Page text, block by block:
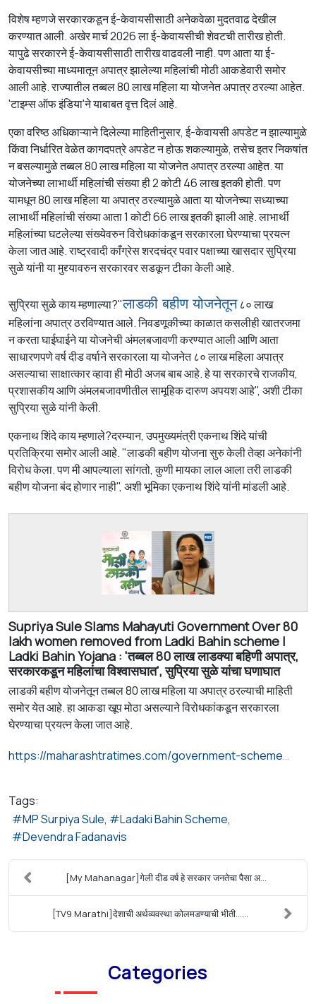
विशेष म्हणजे सरकारकडून ई-केवायसीसाठी अनेकवेळा मुदतवाढ देखील
करण्यात आली. अखेर मार्च 2026 ला ई-केवायसीची शेवटची तारीख होती.
यापुढे सरकारने ई-केवायसीसाठी तारीख वाढवली नाही. पण आता या ई-
केवायसीच्या माध्यमातून अपात्र झालेल्या महिलांची मोठी आकडेवारी समोर
आली आहे. राज्यातील तब्बल 80 लाख महिला या योजनेत अपात्र ठरल्या आहेत.
'टाइम्स ऑफ इंडिया'ने याबाबत वृत्त दिलं आहे.
एका वरिष्ठ अधिकाऱ्याने दिलेल्या माहितीनुसार, ई-केवायसी अपडेट न झाल्यामुळे
किंवा निर्धारित वेळेत कागदपत्रे अपडेट न होऊ शकल्यामुळे, तसेच इतर निकषांत
न बसल्यामुळे तब्बल 80 लाख महिला या योजनेत अपात्र ठरल्या आहेत. या
योजनेच्या लाभार्थी महिलांची संख्या ही 2 कोटी 46 लाख इतकी होती. पण
यामधून 80 लाख महिला या अपात्र ठरल्यामुळे आता या योजनेच्या सध्याच्या
लाभार्थी महिलांची संख्या आता 1 कोटी 66 लाख इतकी झाली आहे. लाभार्थी
महिलांच्या घटलेल्या संख्येवरुन विरोधकांकडून सरकारला घेरण्याचा प्रयत्न
केला जात आहे. राष्ट्रवादी काँग्रेस शरदचंद्र पवार पक्षाच्या खासदार सुप्रिया
सुळे यांनी या मुद्द्यावरुन सरकारवर सडकून टीका केली आहे.
सुप्रिया सुळे काय म्हणाल्या?"लाडकी बहीण योजनेतून८० लाख
महिलांना अपात्र ठरविण्यात आले. निवडणूकीच्या काळात कसलीही खातरजमा
न करता घाईघाईने या योजनेची अंमलबजावणी करण्यात आली आणि आता
साधारणपणे वर्ष दीड वर्षाने सरकारला या योजनेत ८० लाख महिला अपात्र
असल्याचा साक्षात्कार व्हावा ही मोठी अजब बाब आहे. हे या सरकारचे राजकीय,
प्रशासकीय आणि अंमलबजावणीतील सामूहिक दारुण अपयश आहे", अशी टीका
सुप्रिया सुळे यांनी केली.
एकनाथ शिंदे काय म्हणाले?दरम्यान, उपमुख्यमंत्री एकनाथ शिंदे यांची
प्रतिक्रिया समोर आली आहे. "लाडकी बहीण योजना सुरु केली तेव्हा अनेकांनी
विरोध केला. पण मी आपल्याला सांगतो, कुणी मायका लाल आला तरी लाडकी
बहीण योजना बंद होणार नाही", अशी भूमिका एकनाथ शिंदे यांनी मांडली आहे.
Supriya Sule Slams Mahayuti Government Over 80
lakh women removed from Ladki Bahin scheme |
Ladki Bahin Yojana : 'तब्बल 80 लाख लाडक्या बहिणी अपात्र,
सरकारकडून महिलांचा विश्वासघात', सुप्रिया सुळे यांचा घणाघात
लाडकी बहीण योजनेतून तब्बल 80 लाख महिला या अपात्र ठरल्याची माहिती
समोर येत आहे. हा आकडा खूप मोठा असल्याने विरोधकांकडून सरकारला
घेरण्याचा प्रयत्न केला जात आहे.
https://maharashtratimes.com/government-schemes/state-government-policy/supriya-sule-slams-mahayuti-government-over-80-lakh-women-removed-from-ladki-bahin-scheme/amp_articleshow/131422107.cms
Tags:
MP Surpiya Sule
Ladaki Bahin Scheme
Devendra Fadanavis
[My Mahanagar]गेली दीड वर्ष हे सरकार जनतेचा पैसा अ...
[TV9 Marathi]देशाची अर्थव्यवस्था कोलमडण्याची भीती…...
Categories